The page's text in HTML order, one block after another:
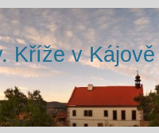
Kříže v Kájově